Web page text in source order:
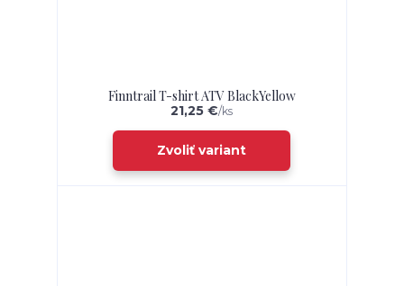
Finntrail T-shirt ATV BlackYellow
21,25 €/ks
Zvoliť variant